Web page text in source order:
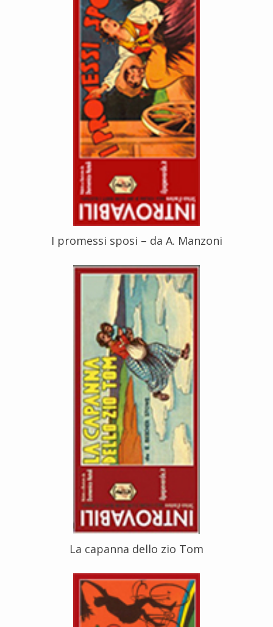
I promessi sposi – da A. Manzoni
La capanna dello zio Tom